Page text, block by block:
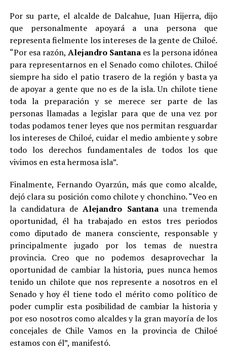
Por su parte, el alcalde de Dalcahue, Juan Hijerra, dijo
que personalmente apoyará a una persona que
representa fielmente los intereses de la gente de Chiloé.
“Por esa razón, Alejandro Santana es la persona idónea
para representarnos en el Senado como chilotes. Chiloé
siempre ha sido el patio trasero de la región y basta ya
de apoyar a gente que no es de la isla. Un chilote tiene
toda la preparación y se merece ser parte de las
personas llamadas a legislar para que de una vez por
todas podamos tener leyes que nos permitan resguardar
los intereses de Chiloé, cuidar el medio ambiente y sobre
todo los derechos fundamentales de todos los que
vivimos en esta hermosa isla”.
Finalmente, Fernando Oyarzún, más que como alcalde,
dejó clara su posición como chilote y chonchino. “Veo en
la candidatura deAlejandro Santanauna tremenda
oportunidad, él ha trabajado en estos tres periodos
como diputado de manera consciente, responsable y
principalmente jugado por los temas de nuestra
provincia. Creo que no podemos desaprovechar la
oportunidad de cambiar la historia, pues nunca hemos
tenido un chilote que nos represente a nosotros en el
Senado y hoy él tiene todo el mérito como político de
poder cumplir esta posibilidad de cambiar la historia y
por eso nosotros como alcaldes y la gran mayoría de los
concejales de Chile Vamos en la provincia de Chiloé
estamos con él”, manifestó.